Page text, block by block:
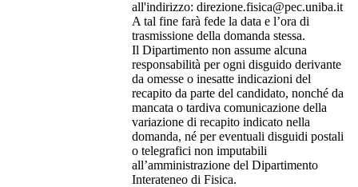
all'indirizzo: direzione.fisica@pec.uniba.it
A tal fine farà fede la data e l’ora di
trasmissione della domanda stessa.
Il Dipartimento non assume alcuna
responsabilità per ogni disguido derivante
da omesse o inesatte indicazioni del
recapito da parte del candidato, nonché da
mancata o tardiva comunicazione della
variazione di recapito indicato nella
domanda, né per eventuali disguidi postali
o telegrafici non imputabili
all’amministrazione del Dipartimento
Interateneo di Fisica.